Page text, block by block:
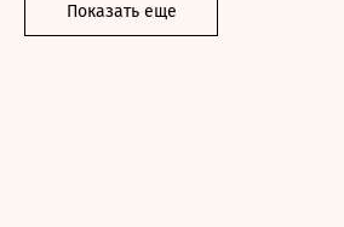
Показать еще